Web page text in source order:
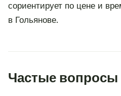
сориентирует по цене и
в Гольянове.
Частые вопросы